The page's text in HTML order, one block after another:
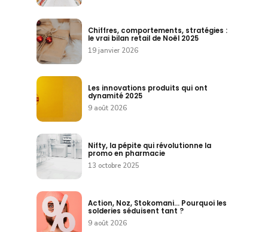
Chiffres, comportements, stratégies :
le vrai bilan retail de Noël 2025
19 janvier 2026
Les innovations produits qui ont
dynamité 2025
9 août 2026
Nifty, la pépite qui révolutionne la
promo en pharmacie
13 octobre 2025
Action, Noz, Stokomani… Pourquoi les
solderies séduisent tant ?
9 août 2026